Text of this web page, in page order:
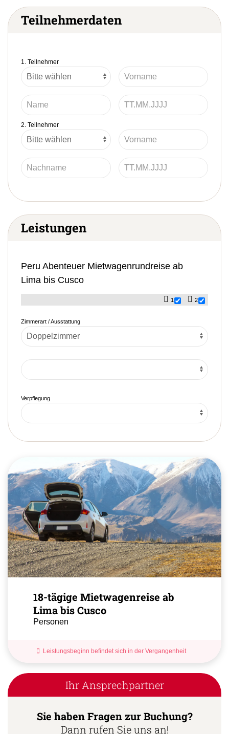
Teilnehmerdaten
1. Teilnehmer
2. Teilnehmer
Leistungen
Peru Abenteuer Mietwagenrundreise ab
Lima bis Cusco
1 2
Zimmerart / Ausstattung
Verpflegung
18-tägige Mietwagenreise ab
Lima bis Cusco
Personen
Leistungsbeginn befindet sich in der Vergangenheit
Ihr Ansprechpartner
Sie haben Fragen zur Buchung?
Dann rufen Sie uns an!